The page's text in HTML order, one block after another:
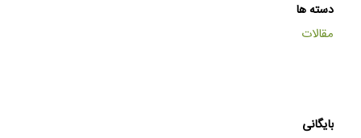
دسته ها
مقالات
بایگانی